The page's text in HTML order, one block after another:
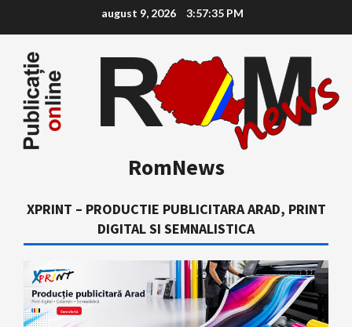
content
august 9, 2026 3:57:36 PM
RomNews
XPRINT – PRODUCTIE PUBLICITARA ARAD, PRINT
DIGITAL SI SEMNALISTICA